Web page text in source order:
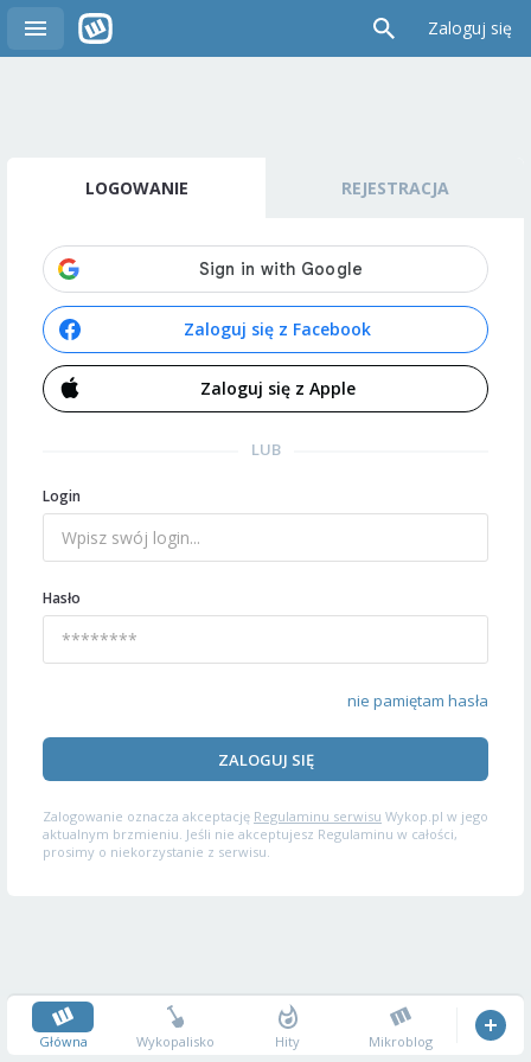
Zaloguj się
LOGOWANIE REJESTRACJA
Zaloguj się z Facebook
Zaloguj się z Apple
LUB
Login
Hasło
nie pamiętam hasła
ZALOGUJ SIĘ
Zalogowanie oznacza akceptację Regulaminu serwisu Wykop.pl w jego
aktualnym brzmieniu. Jeśli nie akceptujesz Regulaminu w całości,
prosimy o niekorzystanie z serwisu.
Główna Wykopalisko Hity Mikroblog